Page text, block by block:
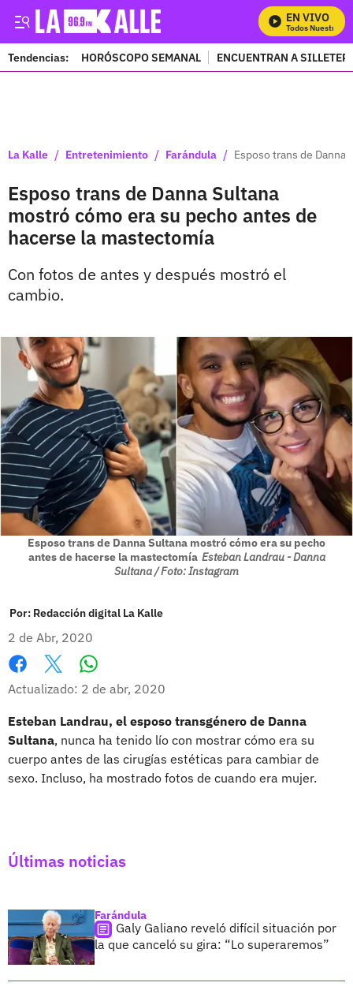
EN VIVO
Mira Todos Nuestros
Tendencias: HORÓSCOPO SEMANAL ENCUENTRAN A
La Kalle / Entretenimiento / Farándula / Esposo trans de
Esposo trans de Danna Sultana
mostró cómo era su pecho antes de
hacerse la mastectomía
Con fotos de antes y después mostró el
cambio.
Esposo trans de Danna Sultana mostró cómo era su pecho
antes de hacerse la mastectomía Esteban Landrau - Danna
Sultana / Foto: Instagram
Por: Redacción digital La Kalle
2 de Abr, 2020
Facebook
X
Actualizado: 2 de abr, 2020
Esteban Landrau, el esposo transgénero de Danna
Sultana, nunca ha tenido lío con mostrar cómo era su
cuerpo antes de las cirugías estéticas para cambiar de
sexo. Incluso, ha mostrado fotos de cuando era mujer.
Últimas noticias
Farándula
Galy Galiano reveló difícil situación por
la que canceló su gira: “Lo superaremos”